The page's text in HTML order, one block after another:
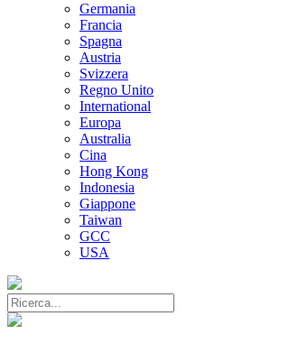
Germania
Francia
Spagna
Austria
Svizzera
Regno Unito
International
Europa
Australia
Cina
Hong Kong
Indonesia
Giappone
Taiwan
GCC
USA